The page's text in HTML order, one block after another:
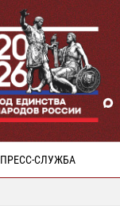
ПРЕСС-СЛУЖБА